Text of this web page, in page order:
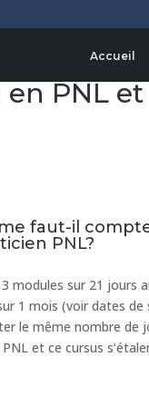
Accueil
PNL
faut-il
PNL?
modules sur 21 jours
1 mois (voir dates
le même nombre de
et ce cursus